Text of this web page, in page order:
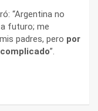
“Argentina no
futuro; me
padres, pero por
”.